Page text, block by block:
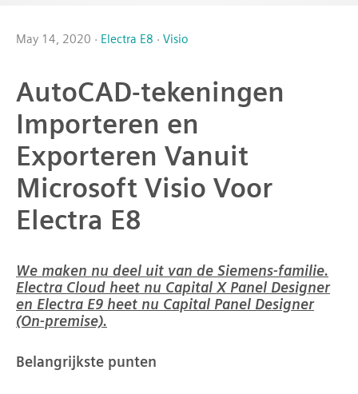
May 14, 2020 · Electra E8 · Visio
AutoCAD-tekeningen
Importeren en
Exporteren Vanuit
Microsoft Visio Voor
Electra E8
We maken nu deel uit van de Siemens-familie.
Electra Cloud heet nu Capital X Panel Designer
en Electra E9 heet nu Capital Panel Designer
(On-premise).
Belangrijkste punten